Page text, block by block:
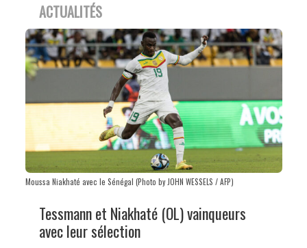
ACTUALITÉS
Moussa Niakhaté avec le Sénégal (Photo by JOHN WESSELS / AFP)
Tessmann et Niakhaté (OL) vainqueurs
avec leur sélection